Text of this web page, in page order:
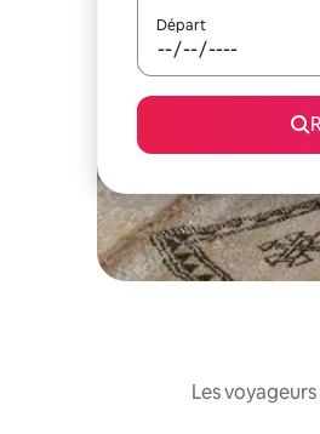
Départ
Les